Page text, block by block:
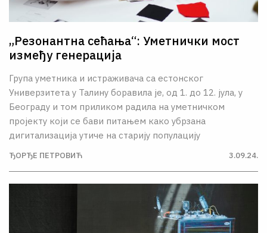
„Резонантна сећања“: Уметнички мост
између генерација
Група уметника и истраживача са естонског
Универзитета у Талину боравила је, од 1. до 12. јула, у
Београду и том приликом радила на уметничком
пројекту који се бави питањем како убрзана
дигитализација утиче на старију популацију
ЂОРЂЕ ПЕТРОВИЋ 3.09.24.